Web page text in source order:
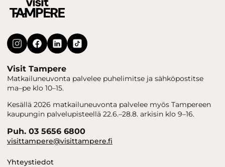
Visit Tampere
Matkailuneuvonta palvelee puhelimitse ja sähköpostitse
ma–pe klo 10–15.
Kesällä 2026 matkailuneuvonta palvelee myös Tampereen
kaupungin palvelupisteellä 22.6.–28.8. arkisin klo 9–16.
Puh. 03 5656 6800
visittampere@visittampere.fi
Yhteystiedot